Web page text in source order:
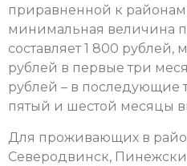
приравненной к
минимальная величина
составляет 1 800 рублей,
рублей в первые три
рублей – в последующие
пятый и шестой месяцы
Для проживающих в
Северодвинск,